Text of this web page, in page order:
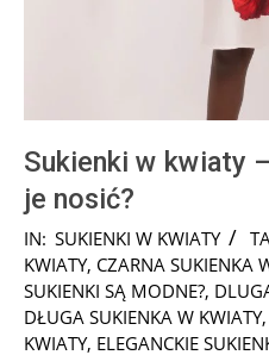
Sukienki w kwiaty
je nosić?
2025-
01-
24
IN: SUKIENKI W KWIATY
KWIATY, CZARNA SUKIENKA
SUKIENKI SĄ MODNE?,
DŁUGA SUKIENKA W KWIATY,
KWIATY, ELEGANCKIE